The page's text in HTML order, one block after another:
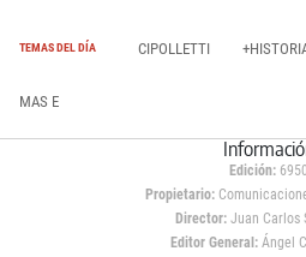
TEMAS DEL DÍA CIPOLLETTI
MAS E
Edición: 6950
Propietario:
Director: Juan Carlos
Editor General:Ángel